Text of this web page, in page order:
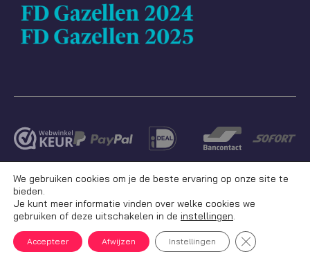
We gebruiken cookies om je de beste ervaring op onze site te
bieden.
Je kunt meer informatie vinden over welke cookies we
gebruiken of deze uitschakelen in de instellingen.
Accepteer Afwijzen Instellingen Sluit AVG/